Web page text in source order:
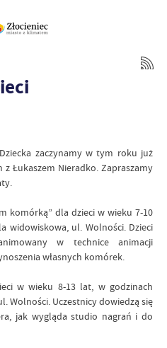
zaczynamy w tym roku już
Łukaszem Nieradko. Zapraszamy
komórką” dla dzieci w wieku 7-10
widowiskowa, ul. Wolności. Dzieci
w technice animacji
własnych komórek.
w wieku 8-13 lat, w godzinach
Wolności. Uczestnicy dowiedzą się
jak wygląda studio nagrań i do